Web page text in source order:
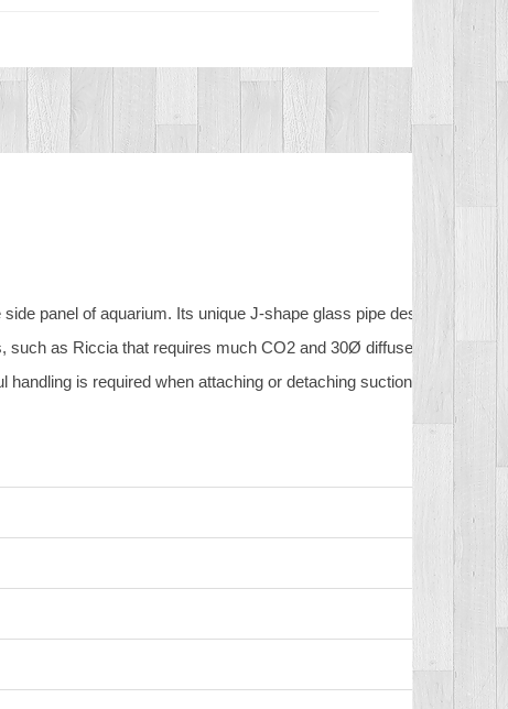
panel of aquarium. Its unique J-shape glass pipe design sits
such as Riccia that requires much CO2 and 30Ø diffuses CO
is required when attaching or detaching suction cup.